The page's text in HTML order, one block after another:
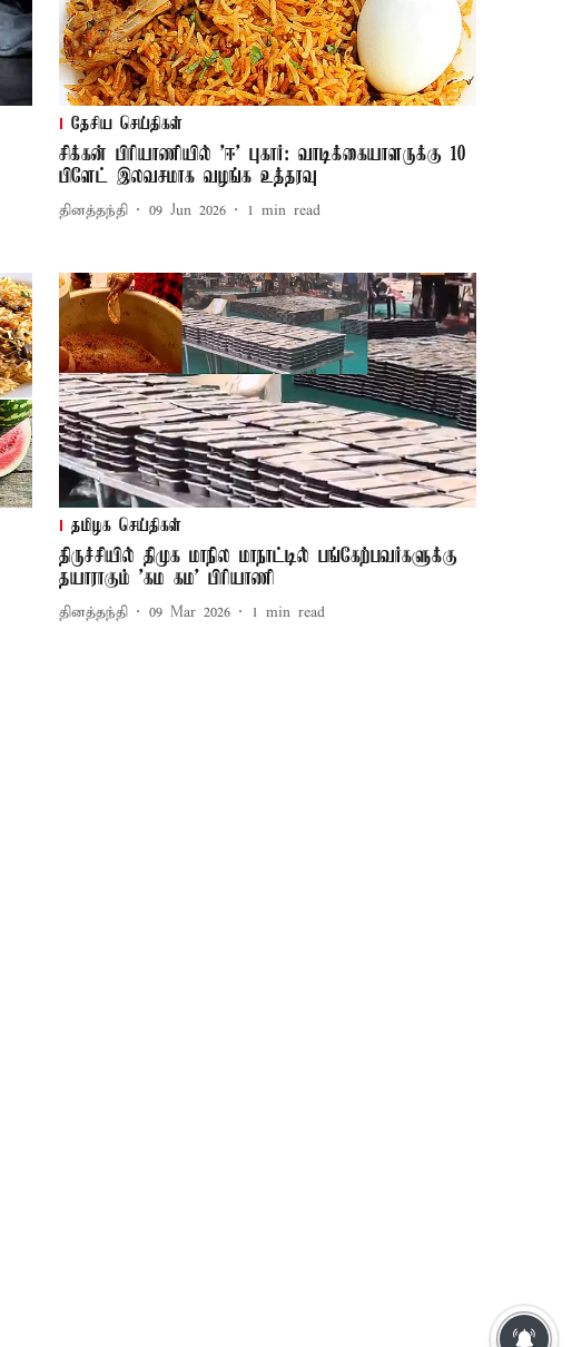
தேசிய செய்திகள்
சிக்கன் பிரியாணியில் 'ஈ' புகார்: வாடிக்கையாளருக்கு 10
பிளேட் இலவசமாக வழங்க உத்தரவு
தினத்தந்தி 09 Jun 2026 1 min read
தமிழக செய்திகள்
திருச்சியில் திமுக மாநில மாநாட்டில் பங்கேற்பவர்களுக்கு
தயாராகும் 'கம கம’ பிரியாணி
தினத்தந்தி 09 Mar 2026 1 min read